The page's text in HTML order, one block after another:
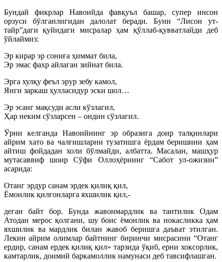
Бундай фикрлар Навоийда фавқуъл башар, супер инсон
орзуси бўлганлигидан далолат беради. Буни “Лисон ут-
тайр”даги қуйидаги мисралар ҳам қўллаб-қувватлайди деб
ўйлаймиз:
Эр кирар эр сониға ҳиммат била,
Эр эмас фахр айлаган зийнат била.
Эрга хулқу феъл эрур зебу камол,
Янги заркаш ҳулласидур эски шол…
Эр эсанг мақсуди асли кўзлагил,
Ҳар неким сўзларсен – ондин сўзлагил.
Ўрни келганда Навоийнинг эр образига доир талқинлари
айрим хато ва чалғишларни тузатишга ёрдам беришини ҳам
айтиш фойдадан холи бўлмайди, албатта. Масалан, машҳур
мутасаввиф шоир Сўфи Оллоҳёрнинг “Сабот ул-ожизин”
асарида:
Отанг эрдур санам эрдек қилиқ қил,
Ёмонлик қилғонларга яхшилик қил,-
деган байт бор. Бунда жавонмардлик ва тантилик Одам
Атодан мерос қолгани, шу боис ёмонлик ва нокасликка ҳам
яхшилик ва мардлик билан жавоб беришга даъват этилган.
Лекин айрим олимлар байтнинг биринчи мисрасини “Отанг
ердир, санам ердек қилиқ қил» тарзида ўқиб, ерни хоксорлик,
камтарлик, доимий баркамоллик намунаси деб тавсифлашган.